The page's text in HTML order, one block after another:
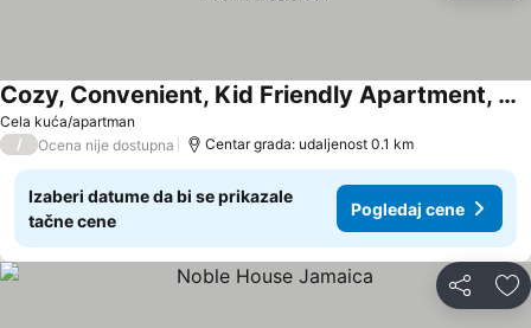
Cela kuća/apartman
Cozy, Convenient, Kid Friendly Apartment, 5 Mins Walk From Beach A
/ Ocena nije dostupna Centar grada: udaljenost 0.1 km
Izaberi datume da bi se prikazale
tačne cene
Pogledaj cene
Deli